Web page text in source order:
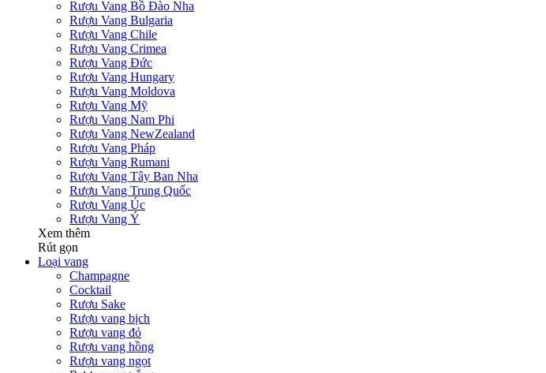
Rượu Vang Bồ Đào Nha
Rượu Vang Bulgaria
Rượu Vang Chile
Rượu Vang Crimea
Rượu Vang Đức
Rượu Vang Hungary
Rượu Vang Moldova
Rượu Vang Mỹ
Rượu Vang Nam Phi
Rượu Vang NewZealand
Rượu Vang Pháp
Rượu Vang Rumani
Rượu Vang Tây Ban Nha
Rượu Vang Trung Quốc
Rượu Vang Úc
Rượu Vang Ý
Xem thêm
Rút gọn
Loại vang
Champagne
Cocktail
Rượu Sake
Rượu vang bịch
Rượu vang đỏ
Rượu vang hồng
Rượu vang ngọt